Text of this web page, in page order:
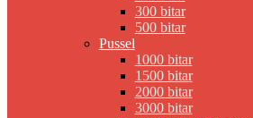
300 bitar
500 bitar
Pussel
1000 bitar
1500 bitar
2000 bitar
3000 bitar